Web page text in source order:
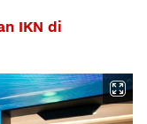
IKN di